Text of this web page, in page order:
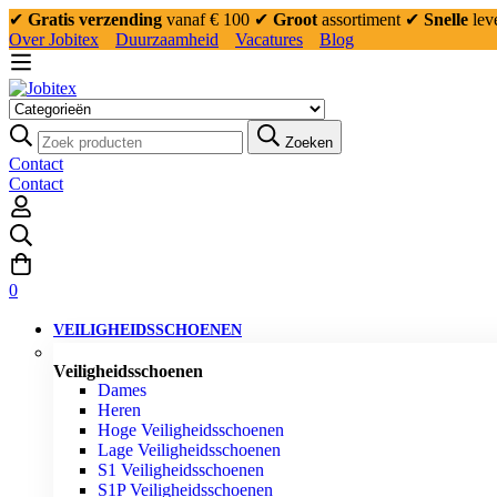
✔ Gratis verzending vanaf € 100 ✔ Groot assortiment ✔ Snelle
Over Jobitex
Duurzaamheid Vacatures Blog
Zoeken
Contact
Contact
0
VEILIGHEIDSSCHOENEN
Veiligheidsschoenen
Dames
Heren
Hoge Veiligheidsschoenen
Lage Veiligheidsschoenen
S1 Veiligheidsschoenen
S1P Veiligheidsschoenen